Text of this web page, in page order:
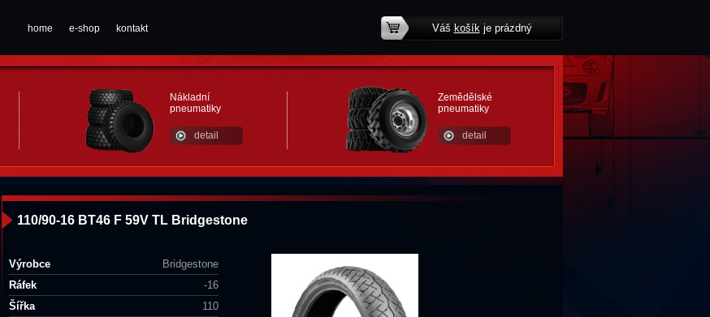
home e-shop kontakt Váš košíkje prázdný
Nákladní
pneumatiky
detail
Zemědělské
pneumatiky
detail
110/90-16 BT46 F 59V TL Bridgestone
Výrobce
Bridgestone
Ráfek
-16
Šířka
110